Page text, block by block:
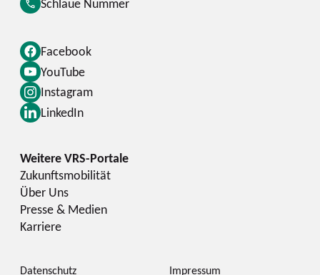
Facebook
YouTube
Instagram
LinkedIn
Schlaue Nummer
Zukunftsmobilität
Über Uns
Presse & Medien
Karriere
Datenschutz
Impressum